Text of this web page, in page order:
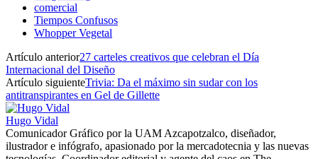
comercial
Tiempos Confusos
Whopper Vegetal
Artículo anterior27 carteles creativos que celebran el Día
Internacional del Diseño
Artículo siguienteTrivia: Da el máximo sin sudar con los
antitranspirantes en Gel de Gillette
Hugo Vidal
Comunicador Gráfico por la UAM Azcapotzalco, diseñador,
ilustrador e infógrafo, apasionado por la mercadotecnia y las nuevas